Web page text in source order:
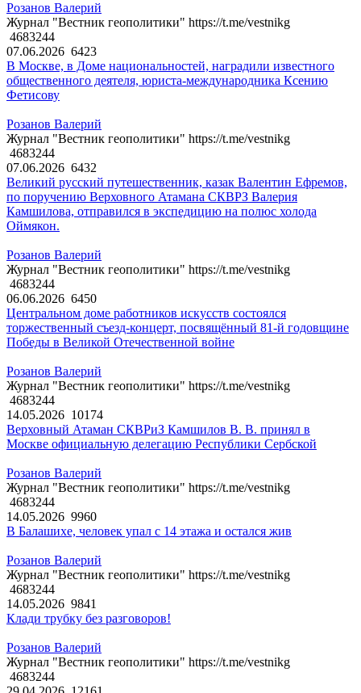
Розанов Валерий
Журнал "Вестник геополитики" https://t.me/vestnikg
4683244
07.06.2026 6423
В Москве, в Доме национальностей, наградили известного
общественного деятеля, юриста-международника Ксению
Фетисову
Розанов Валерий
Журнал "Вестник геополитики" https://t.me/vestnikg
4683244
07.06.2026 6432
Великий русский путешественник, казак Валентин Ефремов,
по поручению Верховного Атамана СКВРЗ Валерия
Камшилова, отправился в экспедицию на полюс холода
Оймякон.
Розанов Валерий
Журнал "Вестник геополитики" https://t.me/vestnikg
4683244
06.06.2026 6450
Центральном доме работников искусств состоялся
торжественный съезд-концерт, посвящённый 81-й годовщине
Победы в Великой Отечественной войне
Розанов Валерий
Журнал "Вестник геополитики" https://t.me/vestnikg
4683244
14.05.2026 10174
Верховный Атаман СКВРиЗ Камшилов В. В. принял в
Москве официальную делегацию Республики Сербской
Розанов Валерий
Журнал "Вестник геополитики" https://t.me/vestnikg
4683244
14.05.2026 9960
В Балашихе, человек упал с 14 этажа и остался жив
Розанов Валерий
Журнал "Вестник геополитики" https://t.me/vestnikg
4683244
14.05.2026 9841
Клади трубку без разговоров!
Розанов Валерий
Журнал "Вестник геополитики" https://t.me/vestnikg
4683244